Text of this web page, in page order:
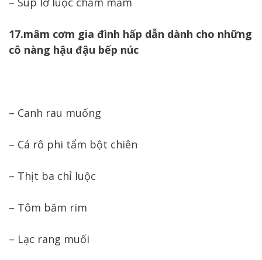
17.mâm cơm gia đình hấp dẫn dành cho những
cô nàng hậu đậu bếp núc
– Canh rau muống
– Cá rô phi tẩm bột chiên
– Thịt ba chỉ luộc
– Tôm băm rim
– Lạc rang muối